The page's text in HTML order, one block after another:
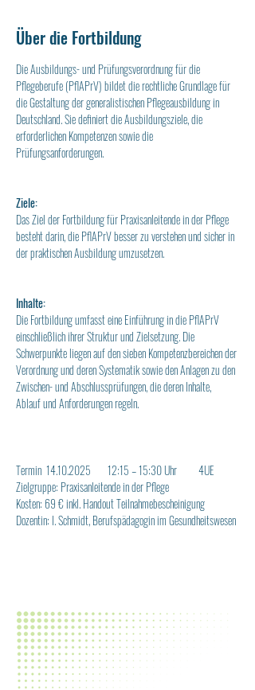
Über die Fortbildung
Die Ausbildungs- und Prüfungsverordnung für die
Pflegeberufe (PflAPrV) bildet die rechtliche Grundlage für
die Gestaltung der generalistischen Pflegeausbildung in
Deutschland. Sie definiert die Ausbildungsziele, die
erforderlichen Kompetenzen sowie die
Prüfungsanforderungen.
Ziele:
Das Ziel der Fortbildung für Praxisanleitende in der Pflege
besteht darin, die PflAPrV besser zu verstehen und sicher in
der praktischen Ausbildung umzusetzen.
Inhalte:
Die Fortbildung umfasst eine Einführung in die PflAPrV
einschließlich ihrer Struktur und Zielsetzung. Die
Schwerpunkte liegen auf den sieben Kompetenzbereichen der
Verordnung und deren Systematik sowie den Anlagen zu den
Zwischen- und Abschlussprüfungen, die deren Inhalte,
Ablauf und Anforderungen regeln.
Termin  14.10.2025       12:15 – 15:30 Uhr         4UE
Zielgruppe: Praxisanleitende in der Pflege
Kosten: 69 € inkl. Handout Teilnahmebescheinigung
Dozentin: I. Schmidt, Berufspädagogin im Gesundheitswesen